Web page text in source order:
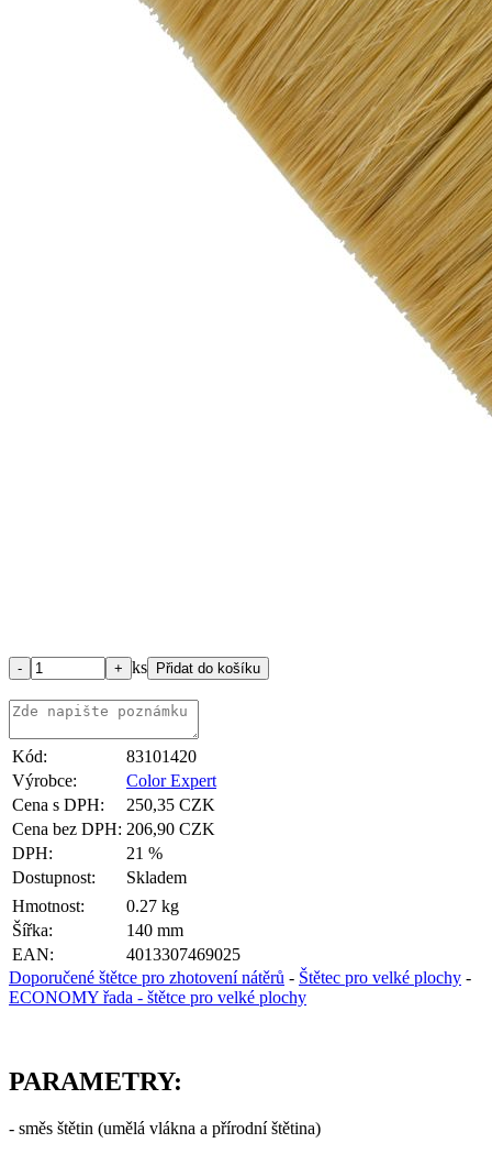
ks
Kód:
83101420
Výrobce:
Color Expert
Cena s DPH:
250,35 CZK
Cena bez DPH: 206,90 CZK
DPH:
21 %
Dostupnost:
Skladem
Hmotnost:
0.27 kg
Šířka:
140 mm
EAN:
4013307469025
Doporučené štětce pro zhotovení nátěrů - Štětec pro velké plochy -
ECONOMY řada - štětce pro velké plochy
PARAMETRY:
- směs štětin (umělá vlákna a přírodní štětina)